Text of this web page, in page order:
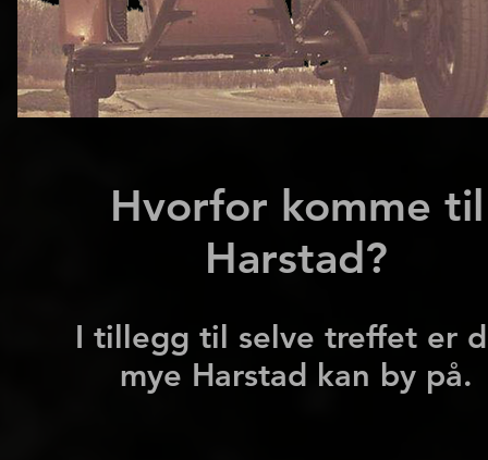
Hvorfor komme til
Harstad?
I tillegg til selve treffet er
mye Harstad kan by på.